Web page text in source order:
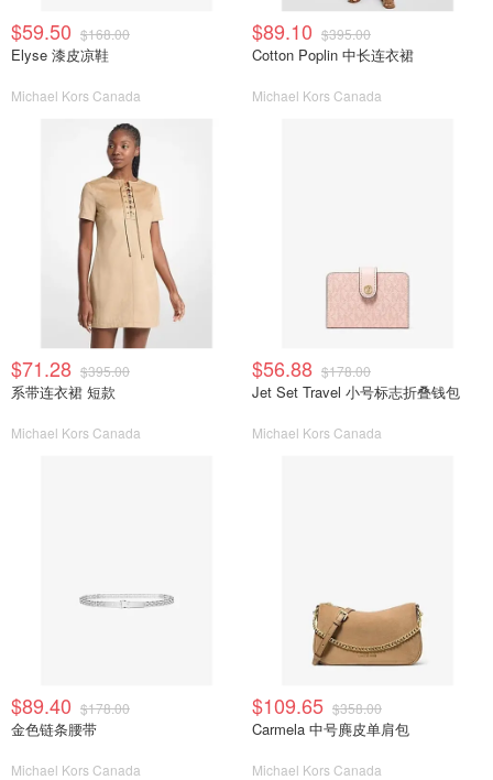
$59.50 $168.00
Elyse 漆皮凉鞋
Michael Kors Canada
$89.10 $395.00
Cotton Poplin 中长连衣裙
Michael Kors Canada
$71.28 $395.00
系带连衣裙 短款
Michael Kors Canada
$56.88 $178.00
Jet Set Travel 小号标志折叠钱包
Michael Kors Canada
$89.40 $178.00
金色链条腰带
Michael Kors Canada
$109.65 $358.00
Carmela 中号麂皮单肩包
Michael Kors Canada